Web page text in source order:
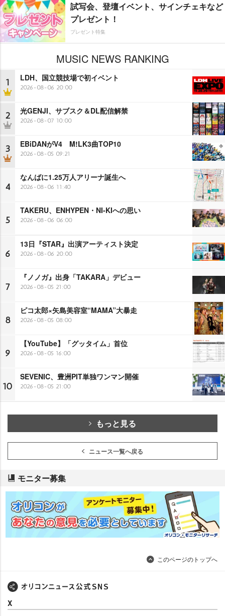
試写会、登壇イベント、サインチェキなど
プレゼント！
プレゼント特集
MUSIC NEWS RANKING
1 LDH、国立競技場で初イベント
2026-08-06 20:00
2 光GENJI、サブスク＆DL配信解禁
2026-08-07 10:00
3 EBiDANがV4 M!LK3曲TOP10
2026-08-05 09:21
4
なんばに1.25万人アリーナ誕生へ
2026-08-06 11:40
5
TAKERU、ENHYPEN・NI-KIへの思い
2026-08-06 06:00
6
13日『STAR』出演アーティスト決定
2026-08-06 20:00
7
『ノノガ』出身「TAKARA」デビュー
2026-08-05 21:00
8
ピコ太郎×矢島美容室“MAMA”大暴走
2026-08-05 08:00
9
【YouTube】「グッタイム」首位
2026-08-05 16:00
10
SEVENIC、豊洲PIT単独ワンマン開催
2026-08-05 21:00
もっと見る
ニュース一覧へ戻る
モニター募集
このページのトップへ
X